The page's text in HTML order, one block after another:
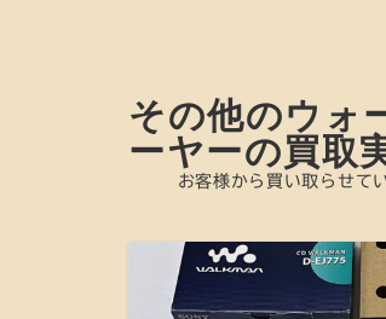
その他のウォ
ーヤーの買取
お客様から買い取らせて